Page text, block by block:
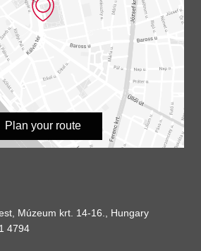
Plan your route
Múzeum krt. 14-16., Hungary
4794